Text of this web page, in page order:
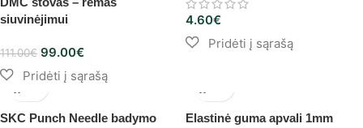
siuvinėjimui
111.00€ 99.00€
4.60€
SKC Punch Needle badymo
Elastinė guma apvali 1mm